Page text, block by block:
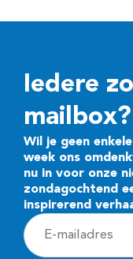
Iedere
mailbox?
Wil je geen
week ons
nu in voor onze
zondagochtend
inspirerend
E
-